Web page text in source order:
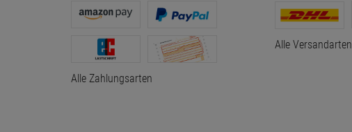
Alle Zahlungsarten
Alle Versandarten